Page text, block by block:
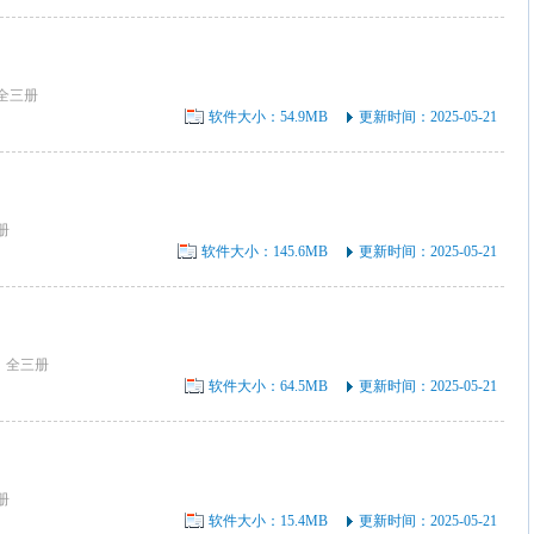
三册
软件大小：54.9MB
更新时间：2025-05-21
软件大小：145.6MB
更新时间：2025-05-21
全三册
软件大小：64.5MB
更新时间：2025-05-21
软件大小：15.4MB
更新时间：2025-05-21